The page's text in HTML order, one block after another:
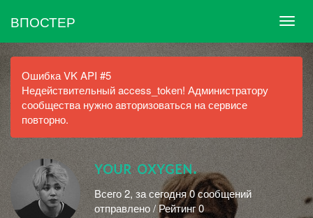
ВПОСТЕР
Ошибка VK API #5
Недействительный access_token! Администратору
сообщества нужно авторизоваться на сервисе
повторно.
ʏᴏᴜʀ ᴏxʏɢᴇɴ.
Всего 2, за сегодня 0 сообщений
отправлено / Рейтинг 0